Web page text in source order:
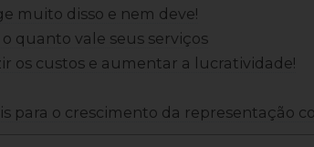
muito disso e nem deve!
quanto vale seus serviços
os custos e aumentar a lucratividade!
para o crescimento da representação